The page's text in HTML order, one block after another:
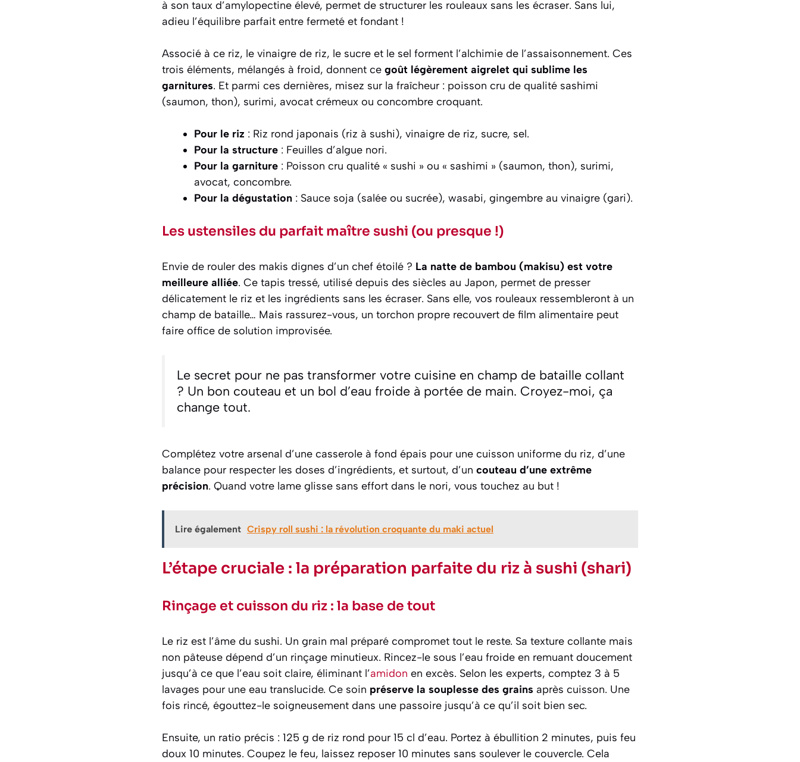
à son taux d’amylopectine élevé, permet de structurer les rouleaux sans les écraser. Sans lui,
adieu l’équilibre parfait entre fermeté et fondant !
Associé à ce riz, le vinaigre de riz, le sucre et le sel forment l’alchimie de l’assaisonnement. Ces
trois éléments, mélangés à froid, donnent ce goût légèrement aigrelet qui sublime les
garnitures. Et parmi ces dernières, misez sur la fraîcheur : poisson cru de qualité sashimi
(saumon, thon), surimi, avocat crémeux ou concombre croquant.
Pour le riz : Riz rond japonais (riz à sushi), vinaigre de riz, sucre, sel.
Pour la structure : Feuilles d’algue nori.
Pour la garniture : Poisson cru qualité « sushi » ou « sashimi » (saumon, thon), surimi,
avocat, concombre.
Pour la dégustation : Sauce soja (salée ou sucrée), wasabi, gingembre au vinaigre (gari).
Les ustensiles du parfait maître sushi (ou presque !)
Envie de rouler des makis dignes d’un chef étoilé ? La natte de bambou (makisu) est votre
meilleure alliée. Ce tapis tressé, utilisé depuis des siècles au Japon, permet de presser
délicatement le riz et les ingrédients sans les écraser. Sans elle, vos rouleaux ressembleront à un
champ de bataille… Mais rassurez-vous, un torchon propre recouvert de film alimentaire peut
faire office de solution improvisée.
Le secret pour ne pas transformer votre cuisine en champ de bataille collant
? Un bon couteau et un bol d’eau froide à portée de main. Croyez-moi, ça
change tout.
Complétez votre arsenal d’une casserole à fond épais pour une cuisson uniforme du riz, d’une
balance pour respecter les doses d’ingrédients, et surtout, d’un couteau d’une extrême
précision. Quand votre lame glisse sans effort dans le nori, vous touchez au but !
Lire également Crispy roll sushi : la révolution croquante du maki actuel
L’étape cruciale : la préparation parfaite du riz à sushi (shari)
Rinçage et cuisson du riz : la base de tout
Le riz est l’âme du sushi. Un grain mal préparé compromet tout le reste. Sa texture collante mais
non pâteuse dépend d’un rinçage minutieux. Rincez-le sous l’eau froide en remuant doucement
jusqu’à ce que l’eau soit claire, éliminant l’amidon en excès. Selon les experts, comptez 3 à 5
lavages pour une eau translucide. Ce soin préserve la souplesse des grains après cuisson. Une
fois rincé, égouttez-le soigneusement dans une passoire jusqu’à ce qu’il soit bien sec.
Ensuite, un ratio précis : 125 g de riz rond pour 15 cl d’eau. Portez à ébullition 2 minutes, puis feu
doux 10 minutes. Coupez le feu, laissez reposer 10 minutes sans soulever le couvercle. Cela